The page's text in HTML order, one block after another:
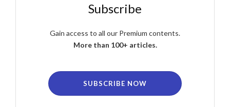
Subscribe
Gain access to all our Premium contents.
More than 100+ articles.
SUBSCRIBE NOW